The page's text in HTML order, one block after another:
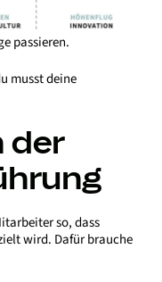
passieren.
musst deine
der
so, dass
wird. Dafür brauche